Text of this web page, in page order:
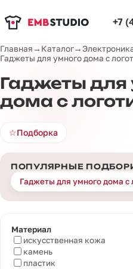
+7
Главная→ Каталог→
Гаджеты для умного дома с
Гаджеты для
дома с
☆Подборка
ПОПУЛЯРНЫЕ
Гаджеты для умного дома с
Материал
искусственная кожа
камень
пластик